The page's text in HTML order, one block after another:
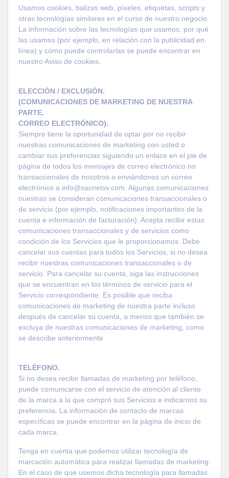
Usamos cookies, balizas web, píxeles, etiquetas, scripts y
otras tecnologías similares en el curso de nuestro negocio.
La información sobre las tecnologías que usamos, por qué
las usamos (por ejemplo, en relación con la publicidad en
línea) y cómo puede controlarlas se puede encontrar en
nuestro Aviso de cookies.
ELECCIÓN / EXCLUSIÓN.
(COMUNICACIONES DE MARKETING DE NUESTRA
PARTE.
CORREO ELECTRÓNICO).
Siempre tiene la oportunidad de optar por no recibir
nuestras comunicaciones de marketing con usted o
cambiar sus preferencias siguiendo un enlace en el pie de
página de todos los mensajes de correo electrónico no
transaccionales de nosotros o enviándonos un correo
electrónico a info@sacnetsv.com. Algunas comunicaciones
nuestras se consideran comunicaciones transaccionales o
de servicio (por ejemplo, notificaciones importantes de la
cuenta e información de facturación). Acepta recibir estas
comunicaciones transaccionales y de servicios como
condición de los Servicios que le proporcionamos. Debe
cancelar sus cuentas para todos los Servicios, si no desea
recibir nuestras comunicaciones transaccionales o de
servicio. Para cancelar su cuenta, siga las instrucciones
que se encuentran en los términos de servicio para el
Servicio correspondiente. Es posible que reciba
comunicaciones de marketing de nuestra parte incluso
después de cancelar su cuenta, a menos que también se
excluya de nuestras comunicaciones de marketing, como
se describe anteriormente.
TELÉFONO.
Si no desea recibir llamadas de marketing por teléfono,
puede comunicarse con el servicio de atención al cliente
de la marca a la que compró sus Servicios e indicarnos su
preferencia. La información de contacto de marcas
específicas se puede encontrar en la página de inicio de
cada marca.
Tenga en cuenta que podemos utilizar tecnología de
marcación automática para realizar llamadas de marketing.
En el caso de que usemos dicha tecnología para llamadas